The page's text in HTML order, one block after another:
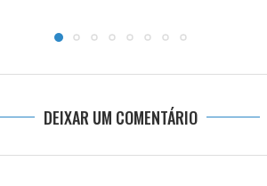
DEIXAR UM COMENTÁRIO